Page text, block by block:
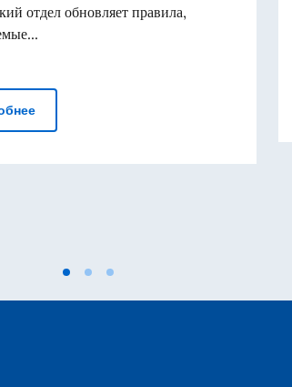
партнёрство с Казахстаном и
отдел обновляет правила,
Консульский Отдел: официальное